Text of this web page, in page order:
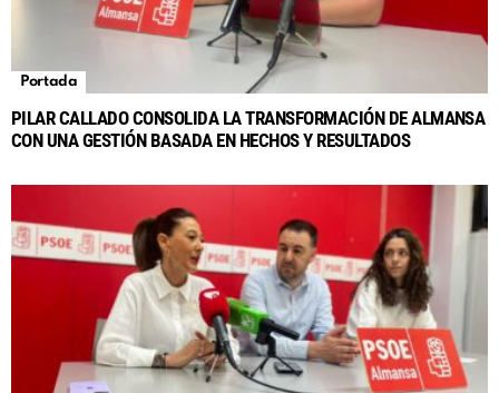
Portada
PILAR CALLADO CONSOLIDA LA TRANSFORMACIÓN DE ALMANSA
CON UNA GESTIÓN BASADA EN HECHOS Y RESULTADOS